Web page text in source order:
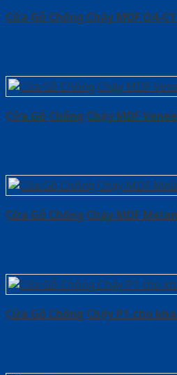
Cửa Gỗ Chống Cháy MDF O4-
Cửa Gỗ Chống Cháy MDF
Cửa Gỗ Chống Cháy MDF
Cửa Gỗ Chống Cháy P1 cho